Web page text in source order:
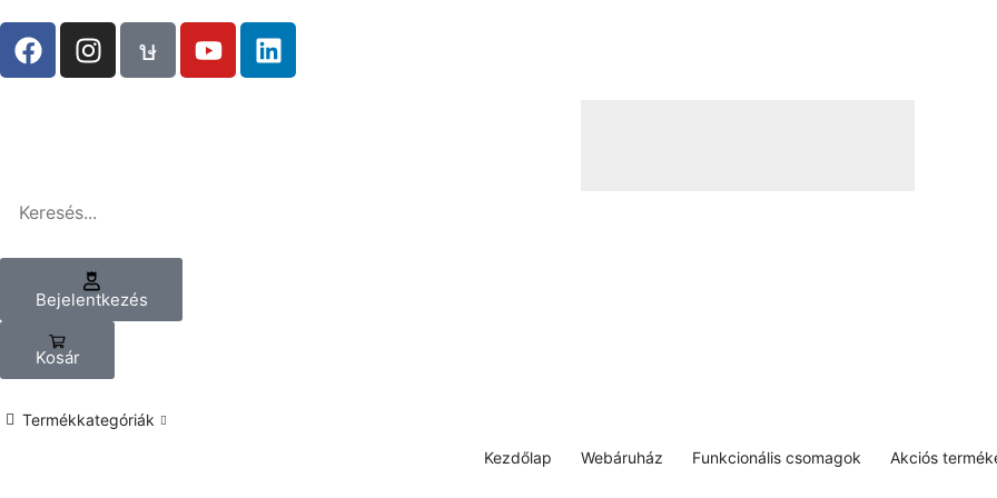
Bejelentkezés
Kosár
Termékkategóriák
Kezdőlap
Webáruház Funkcionális csomagok Akciós